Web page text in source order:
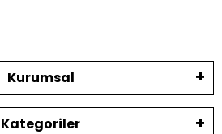
Kurumsal
Kategoriler